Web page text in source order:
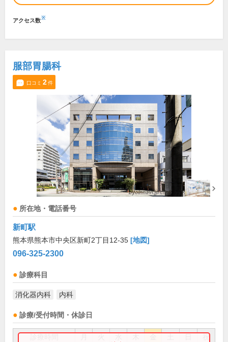
アクセス数※
服部胃腸科
口コミ 2件
所在地・電話番号
新町駅
熊本県熊本市中央区新町2丁目12-35 [地図]
096-325-2300
診療科目
消化器内科 内科
診療/受付時間・休診日
祝